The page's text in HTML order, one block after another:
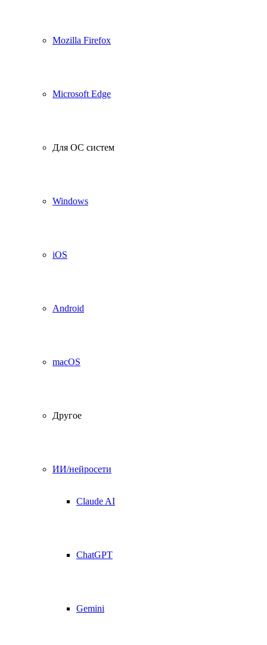
Mozilla Firefox
Microsoft Edge
Для ОС систем
Windows
iOS
Android
macOS
Другое
ИИ/нейросети
Claude AI
ChatGPT
Gemini